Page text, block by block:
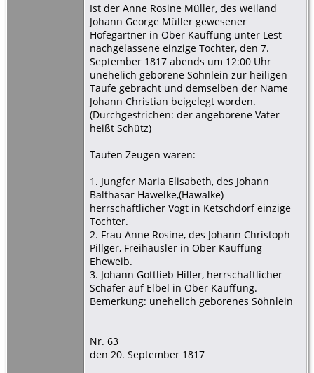
Ist der Anne Rosine Müller, des weiland
Johann George Müller gewesener
Hofegärtner in Ober Kauffung unter Lest
nachgelassene einzige Tochter, den 7.
September 1817 abends um 12:00 Uhr
unehelich geborene Söhnlein zur heiligen
Taufe gebracht und demselben der Name
Johann Christian beigelegt worden.
(Durchgestrichen: der angeborene Vater
heißt Schütz)
Taufen Zeugen waren:
1. Jungfer Maria Elisabeth, des Johann
Balthasar Hawelke,(Hawalke)
herrschaftlicher Vogt in Ketschdorf einzige
Tochter.
2. Frau Anne Rosine, des Johann Christoph
Pillger, Freihäusler in Ober Kauffung
Eheweib.
3. Johann Gottlieb Hiller, herrschaftlicher
Schäfer auf Elbel in Ober Kauffung.
Bemerkung: unehelich geborenes Söhnlein
Nr. 63
den 20. September 1817